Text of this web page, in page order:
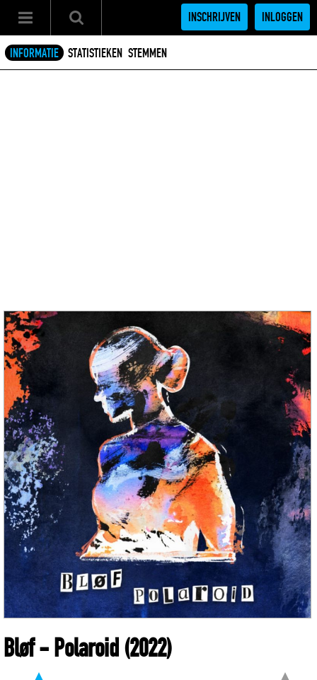
INSCHRIJVEN INLOGGEN
INFORMATIE STATISTIEKEN STEMMEN
Bløf- Polaroid(2022)